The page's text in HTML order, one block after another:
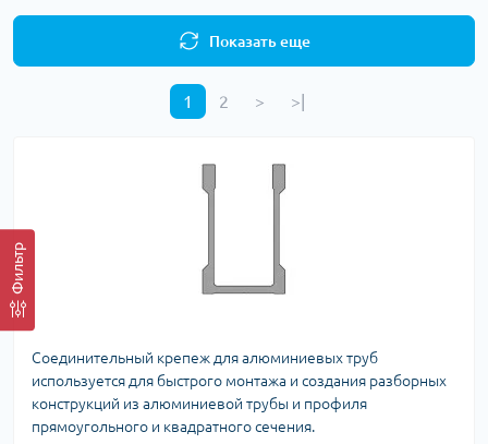
Фильтр
Показать еще
1 2 > >|
Соединительный крепеж для алюминиевых труб
используется для быстрого монтажа и создания разборных
конструкций из алюминиевой трубы и профиля
прямоугольного и квадратного сечения.